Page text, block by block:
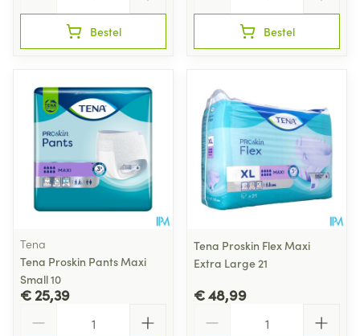
Bestel Bestel
Tena
Tena Proskin Pants Maxi
Small 10
€ 25,39
Tena Proskin Flex Maxi
Extra Large 21
€ 48,99